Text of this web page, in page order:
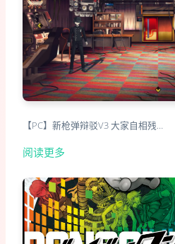
【PC】新枪弹辩驳V3 大家自相残…
阅读更多